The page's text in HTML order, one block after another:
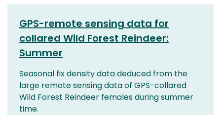
GPS-remote sensing data for
collared Wild Forest Reindeer:
Summer
Seasonal fix density data deduced from the
large remote sensing data of GPS-collared
Wild Forest Reindeer females during summer
time.